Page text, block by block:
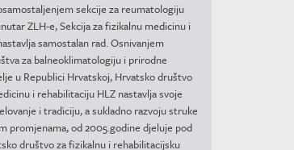
sekcije za reumatologiju
ZLH-e, Sekcija za fizikalnu medicinu i
samostalan rad. Osnivanjem
za balneoklimatologiju i prirodne
u Republici Hrvatskoj, Hrvatsko društvo
i rehabilitaciju HLZ nastavlja svoje
i tradiciju, a sukladno razvoju struke
promjenama, od 2005.godine djeluje pod
društvo za fizikalnu i rehabilitacijsku